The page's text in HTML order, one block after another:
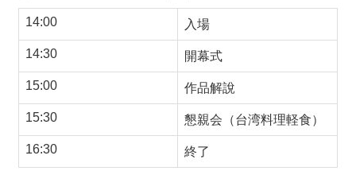
14:00 入場
14:30 開幕式
15:00 作品解說
15:30 懇親会（台湾料理軽食）
16:30 終了